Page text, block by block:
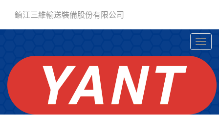
鎮江三維輸送裝備股份有限公司